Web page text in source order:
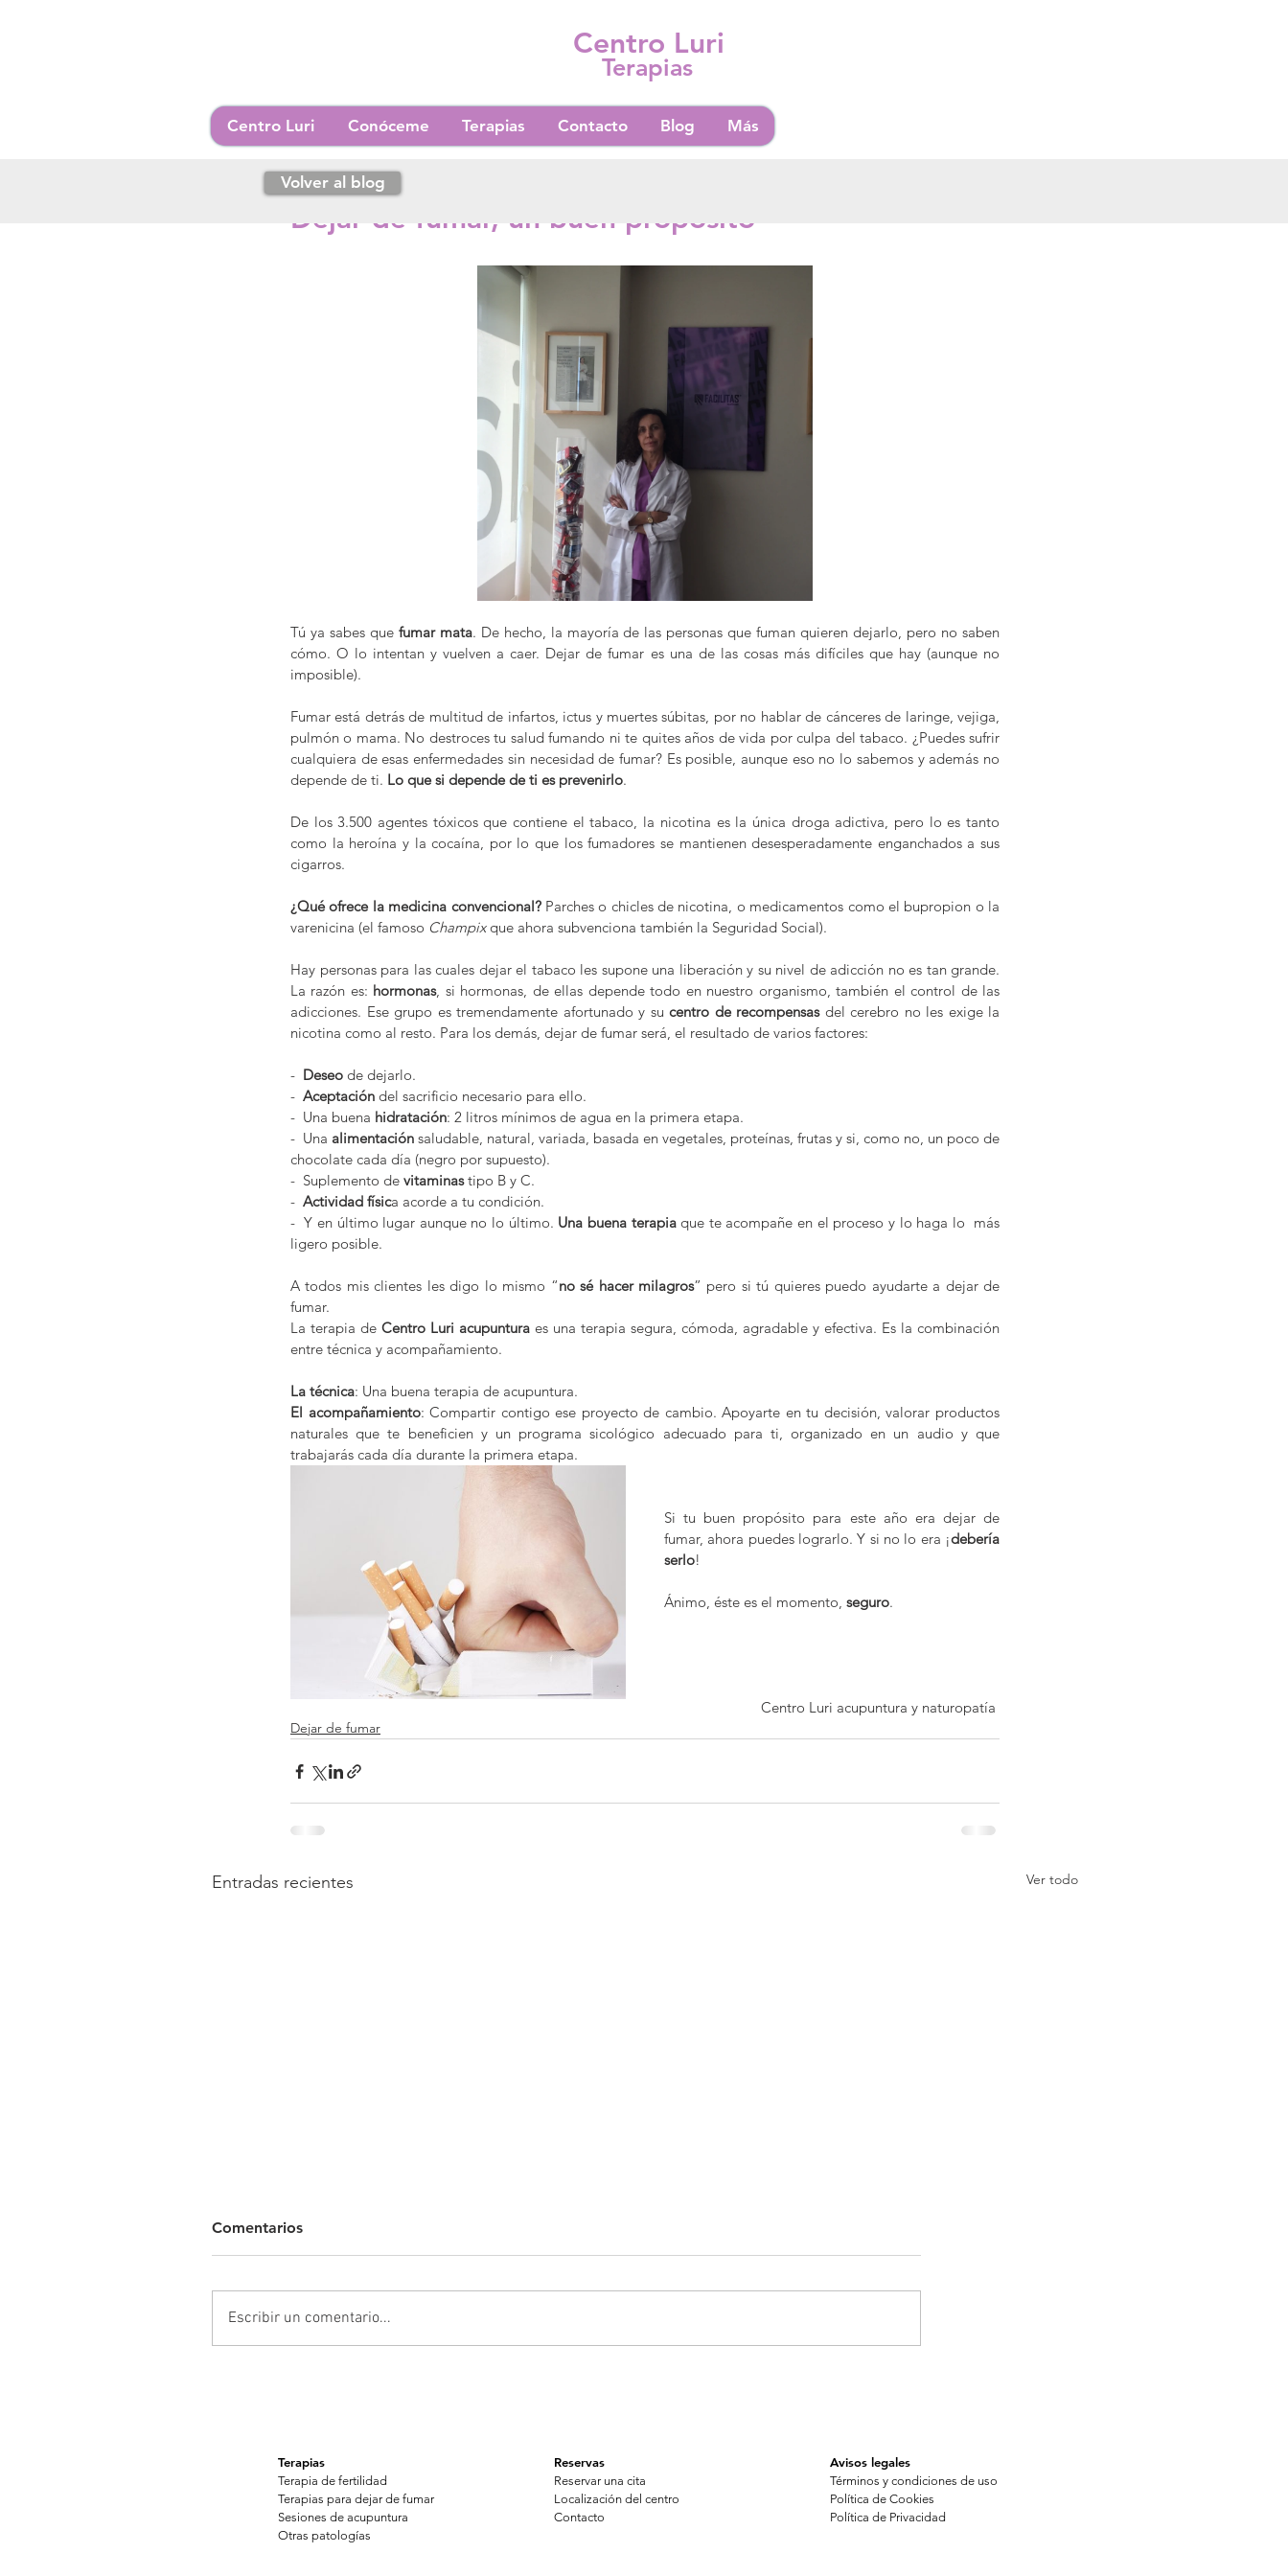
Centro Luri
Terapias
Centro Luri Conóceme Terapias Contacto Blog Más
Dejar de fumar, un buen propósito
31 ene 2020 2 min de lectura
Tú ya sabes que fumar mata. De hecho, la mayoría de las personas que fuman quieren dejarlo, pero no saben
cómo. O lo intentan y vuelven a caer. Dejar de fumar es una de las cosas más difíciles que hay (aunque no
imposible).
Fumar está detrás de multitud de infartos, ictus y muertes súbitas, por no hablar de cánceres de laringe, vejiga,
pulmón o mama. No destroces tu salud fumando ni te quites años de vida por culpa del tabaco. ¿Puedes sufrir
cualquiera de esas enfermedades sin necesidad de fumar? Es posible, aunque eso no lo sabemos y además no
depende de ti. Lo que si depende de ti es prevenirlo.
De los 3.500 agentes tóxicos que contiene el tabaco, la nicotina es la única droga adictiva, pero lo es tanto
como la heroína y la cocaína, por lo que los fumadores se mantienen desesperadamente enganchados a sus
cigarros.
¿Qué ofrece la medicina convencional? Parches o chicles de nicotina, o medicamentos como el bupropion o la
varenicina (el famoso Champix que ahora subvenciona también la Seguridad Social).
Hay personas para las cuales dejar el tabaco les supone una liberación y su nivel de adicción no es tan grande.
La razón es: hormonas, si hormonas, de ellas depende todo en nuestro organismo, también el control de las
adicciones. Ese grupo es tremendamente afortunado y su centro de recompensas del cerebro no les exige la
nicotina como al resto. Para los demás, dejar de fumar será, el resultado de varios factores:
- Deseo de dejarlo.
- Aceptación del sacrificio necesario para ello.
-  Una buena hidratación: 2 litros mínimos de agua en la primera etapa.
-  Una alimentación saludable, natural, variada, basada en vegetales, proteínas, frutas y si, como no, un poco de
chocolate cada día (negro por supuesto).
-  Suplemento de vitaminas tipo B y C.
- Actividad física acorde a tu condición.
-  Y en último lugar aunque no lo último. Una buena terapia que te acompañe en el proceso y lo haga lo  más
ligero posible.
A todos mis clientes les digo lo mismo “no sé hacer milagros” pero si tú quieres puedo ayudarte a dejar de
fumar.
La terapia de Centro Luri acupuntura es una terapia segura, cómoda, agradable y efectiva. Es la combinación
entre técnica y acompañamiento.
La técnica: Una buena terapia de acupuntura.
El acompañamiento: Compartir contigo ese proyecto de cambio. Apoyarte en tu decisión, valorar productos
naturales que te beneficien y un programa sicológico adecuado para ti, organizado en un audio y que
trabajarás cada día durante la primera etapa.
Si tu buen propósito para este año era dejar de
fumar, ahora puedes lograrlo. Y si no lo era ¡debería
serlo!
Ánimo, éste es el momento, seguro.
Centro Luri acupuntura y naturopatía
Dejar de fumar
Entradas recientes Ver todo
Motivos para dejar de
las que quieres renunciar? ¿Es
por tu salud? ¿Ahorrar dinero?
Comentarios
Escribir un comentario...
Volver al blog
Terapias
Terapia de fertilidad
Terapias para dejar de fumar
Sesiones de acupuntura
Otras patologías
Reservas
Reservar una cita
Localización del centro
Contacto
Avisos legales
Términos y condiciones de uso
Política de Cookies
Política de Privacidad